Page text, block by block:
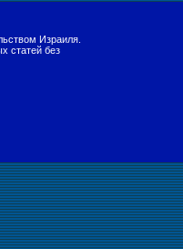
Израиля.
статей без